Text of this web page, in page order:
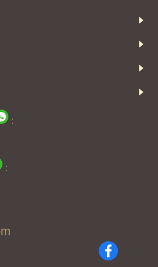
:
: